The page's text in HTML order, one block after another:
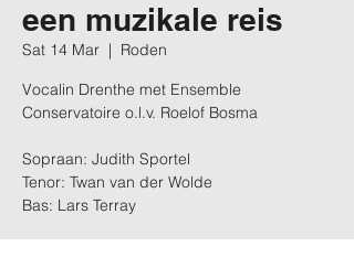
een muzikale reis
Sat 14 Mar
  |
Roden
Vocalin Drenthe met Ensemble
Conservatoire o.l.v. Roelof Bosma
Sopraan: Judith Sportel
Tenor: Twan van der Wolde
Bas: Lars Terray